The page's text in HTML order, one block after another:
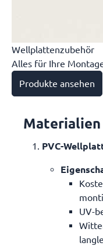
Wellplattenzubehör
Alles für Ihre
Produkte ansehen
Materialien
PVC-
UV-